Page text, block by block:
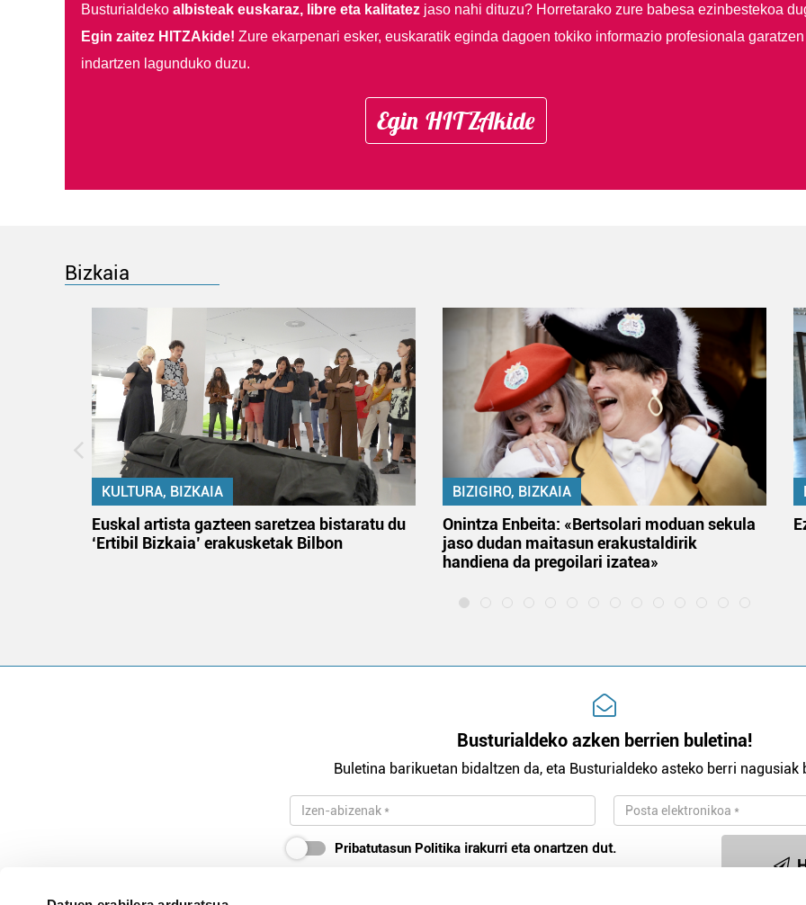
Busturialdeko albisteak euskaraz, libre eta kalitatezjaso nahi dituzu? Horretarako zure babesa ezinbestekoa
Egin zaitez HITZAkide! Zure ekarpenari esker, euskaratik eginda dagoen tokiko informazio profesionala garatzen
indartzen lagunduko duzu.
Egin HITZAkide
Bizkaia
KULTURA, BIZKAIA
Euskal artista gazteen saretzea bistaratu du
‘Ertibil Bizkaia’ erakusketak Bilbon
BIZIGIRO, BIZKAIA
Onintza Enbeita: «Bertsolari moduan sekula
jaso dudan maitasun erakustaldirik
handiena da pregoilari izatea»
Busturialdeko azken berrien buletina!
Buletina barikuetan bidaltzen da, eta Busturialdeko asteko berri nagusiak
Pribatutasun Politika irakurri eta onartzen dut.